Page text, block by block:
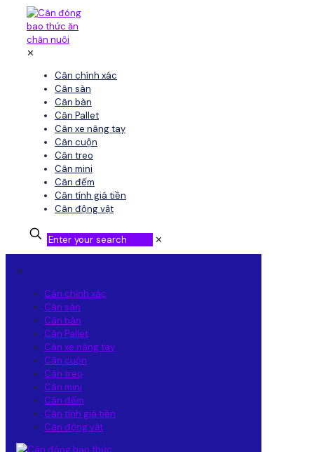
✕
Cân chính xác
Cân sàn
Cân bàn
Cân Pallet
Cân xe nâng tay
Cân cuộn
Cân treo
Cân mini
Cân đếm
Cân tính giá tiền
Cân động vật
✕
✕
Cân chính xác
Cân sàn
Cân bàn
Cân Pallet
Cân xe nâng tay
Cân cuộn
Cân treo
Cân mini
Cân đếm
Cân tính giá tiền
Cân động vật